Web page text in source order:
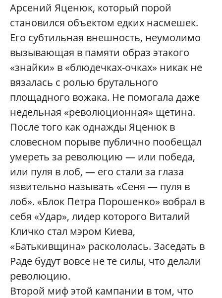
Арсений Яценюк, который порой
становился объектом едких насмешек.
Его субтильная внешность, неумолимо
вызывающая в памяти образ этакого
«знайки» в «блюдечках-очках» никак не
вязалась с ролью брутального
площадного вожака. Не помогала даже
недельная «революционная» щетина.
После того как однажды Яценюк в
словесном порыве публично пообещал
умереть за революцию — или победа,
или пуля в лоб, — его стали за глаза
язвительно называть «Сеня — пуля в
лоб». «Блок Петра Порошенко» вобрал в
себя «Удар», лидер которого Виталий
Кличко стал мэром Киева,
«Батькивщина» раскололась. Заседать в
Раде будут вовсе не те силы, что делали
революцию.
Второй миф этой кампании в том, что